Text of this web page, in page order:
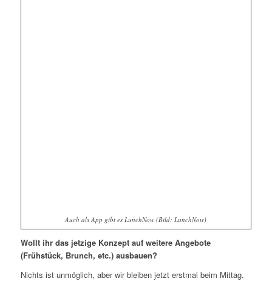
Auch als App gibt es LunchNow (Bild: LunchNow)
Wollt ihr das jetzige Konzept auf weitere Angebote
(Frühstück, Brunch, etc.) ausbauen?
Nichts ist unmöglich, aber wir bleiben jetzt erstmal beim Mittag.